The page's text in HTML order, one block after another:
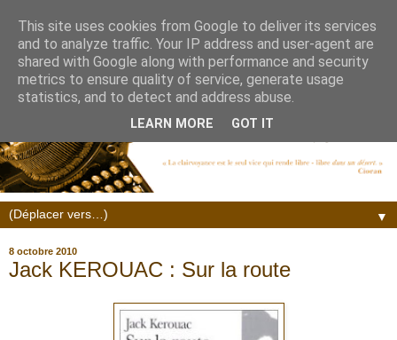
▼
8 octobre 2010
Jack KEROUAC : Sur la route
This site uses cookies from Google to deliver its services
and to analyze traffic. Your IP address and user-agent are
shared with Google along with performance and security
metrics to ensure quality of service, generate usage
statistics, and to detect and address abuse.
LEARN MORE GOT IT